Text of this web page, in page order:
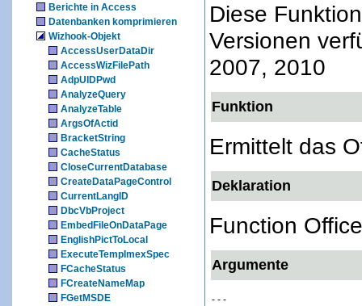
Berichte in Access
Datenbanken komprimieren
Wizhook-Objekt
AccessUserDataDir
AccessWizFilePath
AdpUIDPwd
AnalyzeQuery
AnalyzeTable
ArgsOfActid
BracketString
CacheStatus
CloseCurrentDatabase
CreateDataPageControl
CurrentLangID
DbcVbProject
EmbedFileOnDataPage
EnglishPictToLocal
ExecuteTempImexSpec
FCacheStatus
FCreateNameMap
FGetMSDE
Diese
Versionen
2007, 2010
Funktion
Ermittelt das
Deklaration
Function
Argumente
- - -